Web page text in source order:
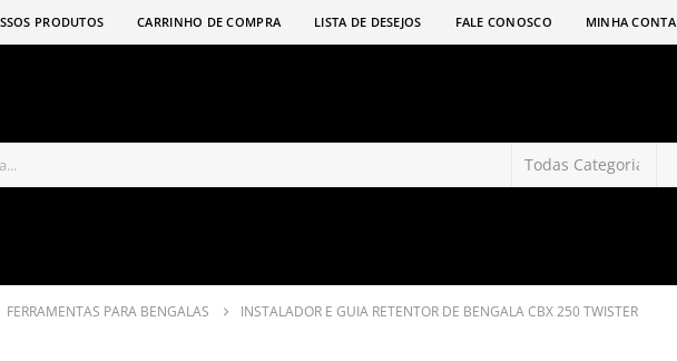
PRODUTOS CARRINHO DE COMPRA LISTA DE DESEJOS FALE CONOSCO MINHA CONTA
FERRAMENTAS PARA BENGALAS INSTALADOR E GUIA RETENTOR DE BENGALA CBX 250 TWISTER